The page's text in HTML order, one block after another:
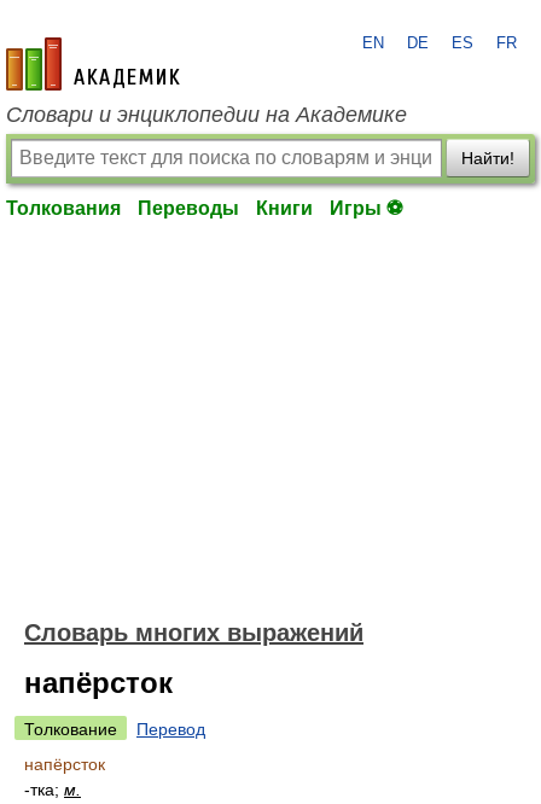
academic.ru
EN DE ES FR
Словари и энциклопедии на Академике
Найти!
Толкования Переводы Книги Игры ⚽
Словарь многих выражений
напёрсток
Толкование
Перевод
напёрсток
-тка; м.